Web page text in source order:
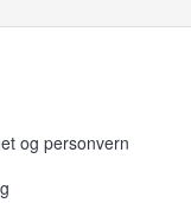
og personvern